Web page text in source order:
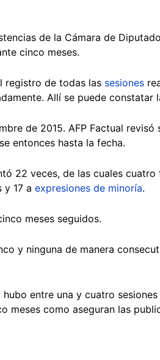
de la Cámara de
cinco meses.
registro de todas las sesiones
Allí se puede constatar
de 2015. AFP Factual revisó
entonces hasta la fecha.
22 veces, de las cuales
y 17 a expresiones de minoría.
meses seguidos.
y ninguna de manera
entre una y cuatro
meses como aseguran las